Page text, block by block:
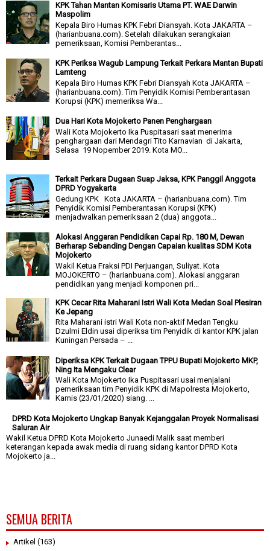
KPK Tahan Mantan Komisaris Utama PT. WAE Darwin
Maspolim
Kepala Biro Humas KPK Febri Diansyah. Kota JAKARTA –
(harianbuana.com). Setelah dilakukan serangkaian
pemeriksaan, Komisi Pemberantas...
KPK Periksa Wagub Lampung Terkait Perkara Mantan Bupati
Lamteng
Kepala Biro Humas KPK Febri Diansyah Kota JAKARTA –
(harianbuana.com). Tim Penyidik Komisi Pemberantasan
Korupsi (KPK) memeriksa Wa...
Dua Hari Kota Mojokerto Panen Penghargaan
Wali Kota Mojokerto Ika Puspitasari saat menerima
penghargaan dari Mendagri Tito Karnavian di Jakarta,
Selasa 19 Nopember 2019. Kota MO...
Terkait Perkara Dugaan Suap Jaksa, KPK Panggil Anggota
DPRD Yogyakarta
Gedung KPK Kota JAKARTA – (harianbuana.com). Tim
Penyidik Komisi Pemberantasan Korupsi (KPK)
menjadwalkan pemeriksaan 2 (dua) anggota...
Alokasi Anggaran Pendidikan Capai Rp. 180 M, Dewan
Berharap Sebanding Dengan Capaian kualitas SDM Kota
Mojokerto
Wakil Ketua Fraksi PDI Perjuangan, Suliyat. Kota
MOJOKERTO – (harianbuana.com). Alokasi anggaran
pendidikan yang menjadi komponen pri...
KPK Cecar Rita Maharani Istri Wali Kota Medan Soal Plesiran
Ke Jepang
Rita Maharani istri Wali Kota non-aktif Medan Tengku
Dzulmi Eldin usai diperiksa tim Penyidik di kantor KPK jalan
Kuningan Persada – ...
Diperiksa KPK Terkait Dugaan TPPU Bupati Mojokerto MKP,
Ning Ita Mengaku Clear
Wali Kota Mojokerto Ika Puspitasari usai menjalani
pemeriksaan tim Penyidik KPK di Mapolresta Mojokerto,
Kamis (23/01/2020) siang. ...
DPRD Kota Mojokerto Ungkap Banyak Kejanggalan Proyek Normalisasi
Saluran Air
Wakil Ketua DPRD Kota Mojokerto Junaedi Malik saat memberi
keterangan kepada awak media di ruang sidang kantor DPRD Kota
Mojokerto ja...
SEMUA BERITA
Artikel (163)